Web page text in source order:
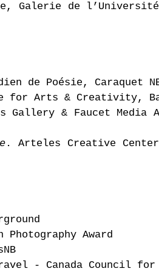
Galerie de
de Poésie, Caraquet
for Arts & Creativity,
Gallery & Faucet
. Arteles Creative
Award
- Canada Council